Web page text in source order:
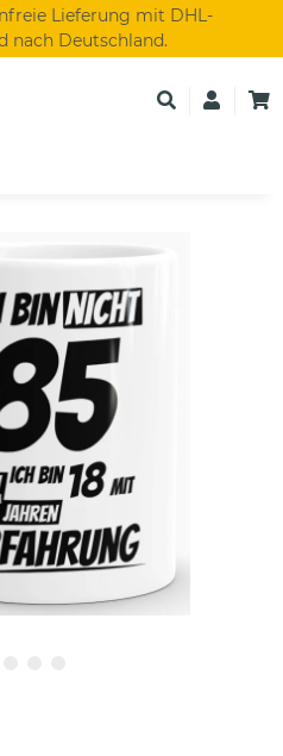
Lieferung mit DHL-
nach Deutschland.